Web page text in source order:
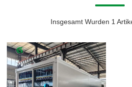
Insgesamt Wurden 1